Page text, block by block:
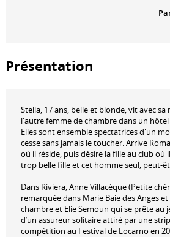
Présentation
Stella, 17 ans, belle et blonde, vit avec
l'autre femme de chambre dans un
Elles sont ensemble spectatrices d'un
cesse sans jamais le toucher. Arrive
où il réside, puis désire la fille au club
trop belle fille et cet homme seul, peut-
Dans Riviera, Anne Villacèque (Petite
remarquée dans Marie Baie des Anges
chambre et Elie Semoun qui se prête au
d’un assureur solitaire attiré par une
compétition au Festival de Locarno en